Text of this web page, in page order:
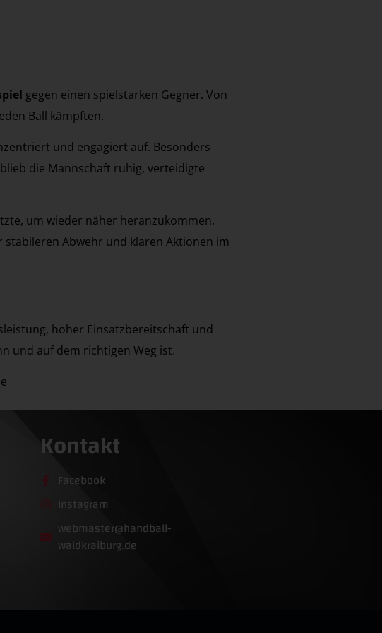
gegen einen spielstarken Gegner. Von
Ball kämpften.
und engagiert auf. Besonders
die Mannschaft ruhig, verteidigte
um wieder näher heranzukommen.
stabileren Abwehr und klaren Aktionen im
hoher Einsatzbereitschaft und
und auf dem richtigen Weg ist.
Kontakt
Facebook
Instagram
webmaster@handball-
waldkraiburg.de